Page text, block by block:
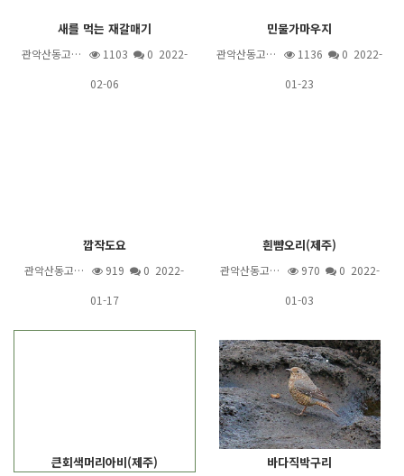
새를 먹는 재갈매기
관악산동고… 1103
0 2022-
02-06
민물가마우지
관악산동고… 1136
0 2022-
01-23
깝작도요
관악산동고… 919
0 2022-
01-17
흰뺨오리(제주)
관악산동고… 970
0 2022-
01-03
큰회색머리아비(제주) 바다직박구리